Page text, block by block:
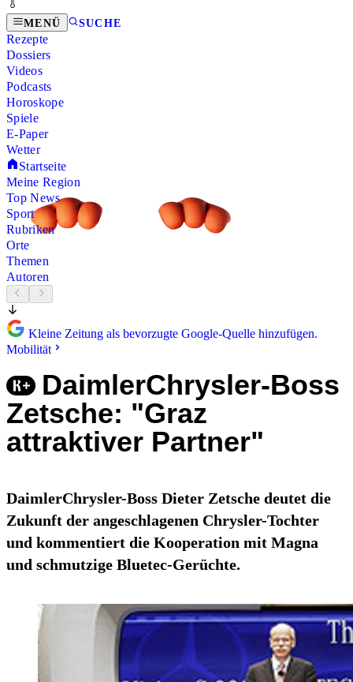
MENÜ SUCHE
Rezepte
Dossiers
Videos
Podcasts
Horoskope
Spiele
E-Paper
Wetter
Startseite
Meine Region
Top News
Sport
Rubriken
Orte
Themen
Autoren
Kleine Zeitung als bevorzugte Google-Quelle hinzufügen.
Mobilität
DaimlerChrysler-Boss
Zetsche: "Graz
attraktiver Partner"
DaimlerChrysler-Boss Dieter Zetsche deutet die
Zukunft der angeschlagenen Chrysler-Tochter
und kommentiert die Kooperation mit Magna
und schmutzige Bluetec-Gerüchte.